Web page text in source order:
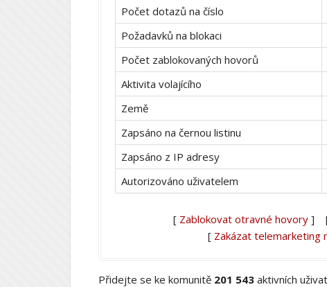
Počet dotazů na číslo
Požadavků na blokaci
Počet zablokovaných hovorů
Aktivita volajícího
Země
Zapsáno na černou listinu
Zapsáno z IP adresy
Autorizováno uživatelem
[ Zablokovat otravné hovory]
[ Zakázat telemarketing
Přidejte se ke komunitě 201 543 aktivních